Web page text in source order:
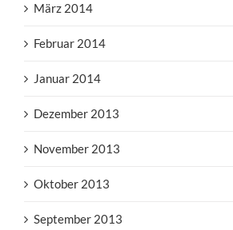
März 2014
Februar 2014
Januar 2014
Dezember 2013
November 2013
Oktober 2013
September 2013